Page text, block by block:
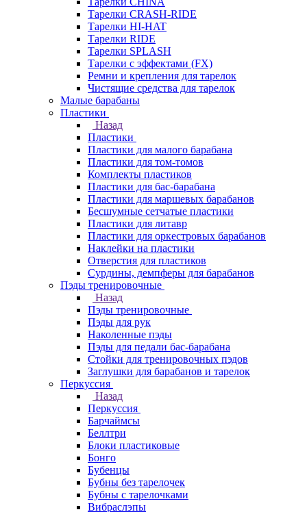
Тарелки CRASH-RIDE
Тарелки HI-HAT
Тарелки RIDE
Тарелки SPLASH
Тарелки с эффектами (FX)
Ремни и крепления для тарелок
Чистящие средства для тарелок
Малые барабаны
Пластики
Назад
Пластики
Пластики для малого барабана
Пластики для том-томов
Комплекты пластиков
Пластики для бас-барабана
Пластики для маршевых барабанов
Бесшумные сетчатые пластики
Пластики для литавр
Пластики для оркестровых барабанов
Наклейки на пластики
Отверстия для пластиков
Сурдины, демпферы для барабанов
Пэды тренировочные
Назад
Пэды тренировочные
Пэды для рук
Наколенные пэды
Пэды для педали бас-барабана
Стойки для тренировочных пэдов
Заглушки для барабанов и тарелок
Перкуссия
Назад
Перкуссия
Барчаймсы
Беллтри
Блоки пластиковые
Бонго
Бубенцы
Бубны без тарелочек
Бубны с тарелочками
Вибраслэпы